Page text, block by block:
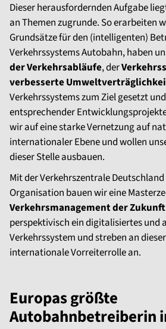
Dieser herausfordernden Aufgabe
an Themen zugrunde. So erarbeiten
Grundsätze für den (intelligenten)
Verkehrssystems Autobahn, haben
der Verkehrsabläufe, der
verbesserte
Verkehrssystems zum Ziel gesetzt
entsprechender
wir auf eine starke Vernetzung auf
internationaler Ebene und wollen
dieser Stelle ausbauen.
Mit der Verkehrszentrale Deutschland
Organisation bauen wir eine
Verkehrsmanagement der Zukunft
perspektivisch ein digitalisiertes und
Verkehrssystem und streben an
internationale Vorreiterrolle an.
Europas größte
Autobahnbetreiberin